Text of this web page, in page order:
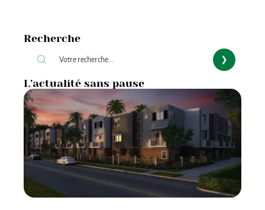
Recherche
L’actualité sans pause